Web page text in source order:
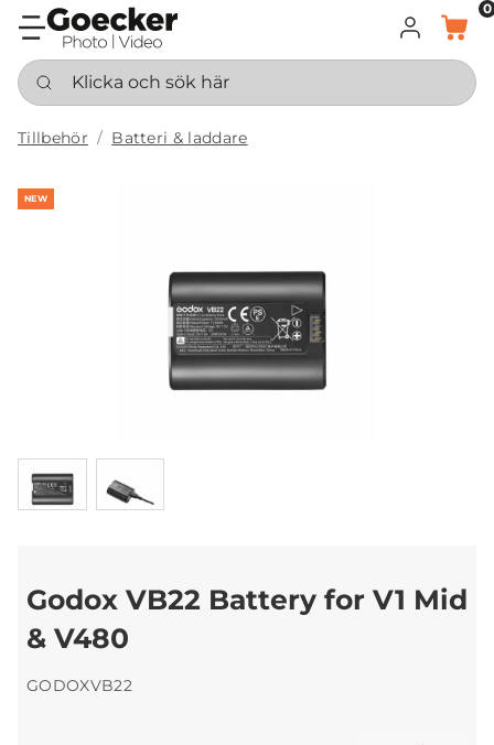
LOGGA IN
KORG
0
Klicka och sök här
Tillbehör Batteri & laddare
NEW
Godox VB22 Battery for V1 Mid
& V480
GODOXVB22